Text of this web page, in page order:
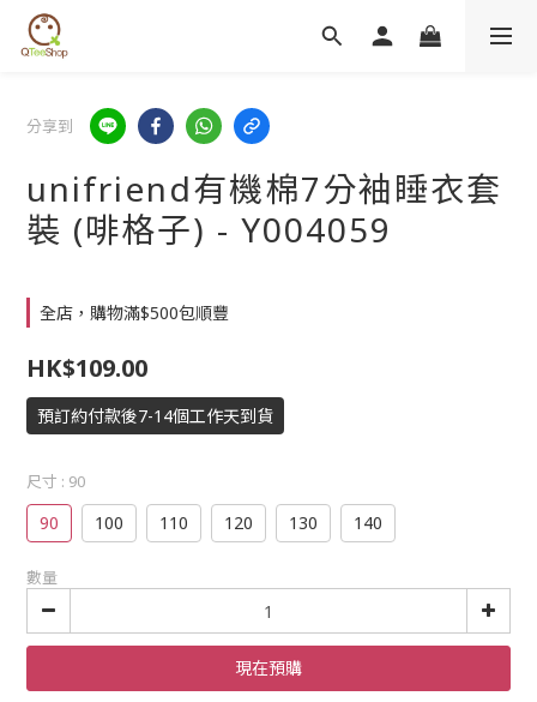
分享到
unifriend有機棉7分袖睡衣套
裝 (啡格子) - Y004059
全店，購物滿$500包順豐
HK$109.00
預訂約付款後7-14個工作天到貨
尺寸 : 90
90 100 110 120 130 140
數量
現在預購